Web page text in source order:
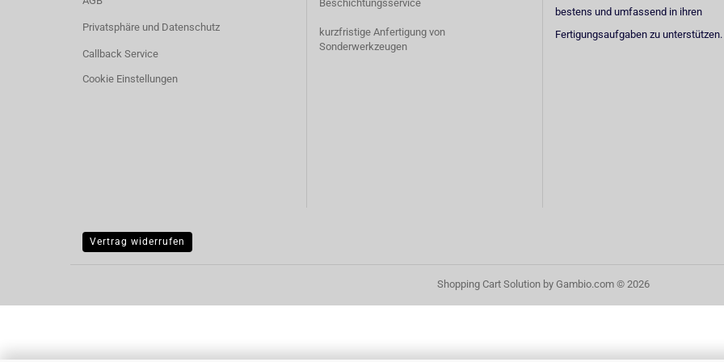
Privatsphäre und Datenschutz
Callback Service
Cookie Einstellungen
Beschichtungsservice
kurzfristige Anfertigung von
Sonderwerkzeugen
bestens und umfassend in ihren
Fertigungsaufgaben zu unterstützen.
Vertrag widerrufen
Shopping Cart Solutionby Gambio.com © 2026